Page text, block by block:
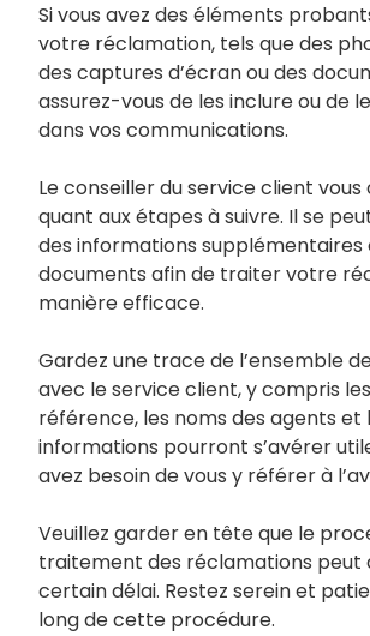
Si vous avez des éléments
votre réclamation, tels que des
des captures d’écran ou des
assurez-vous de les inclure ou de
dans vos communications.
Le conseiller du service client
quant aux étapes à suivre. Il se
des informations supplémentaires
documents afin de traiter votre
manière efficace.
Gardez une trace de l’ensemble
avec le service client, y compris
référence, les noms des agents et
informations pourront s’avérer
avez besoin de vous y référer à
Veuillez garder en tête que le
traitement des réclamations peut
certain délai. Restez serein et
long de cette procédure.